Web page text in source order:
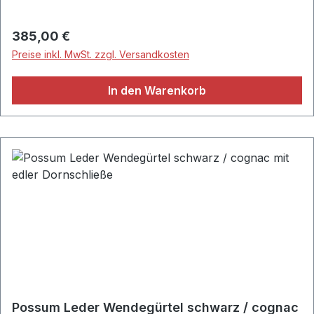
strapazierfähigem Elefantenleder• Handgefertigt•
Material: 100% Elefanten-Leder• Moro
Regulärer Preis:
385,00 €
Preise inkl. MwSt. zzgl. Versandkosten
In den Warenkorb
Possum Leder Wendegürtel schwarz / cognac